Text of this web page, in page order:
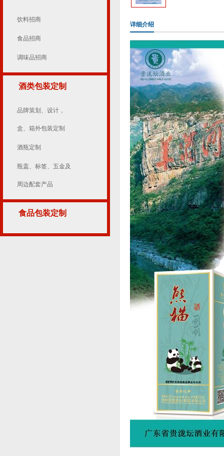
饮料招商
食品招商
调味品招商
酒类包装定制
品牌策划、设计，
盒、箱外包装定制
酒瓶定制
瓶盖、标签、五金及
周边配套产品
食品包装定制
详细介绍